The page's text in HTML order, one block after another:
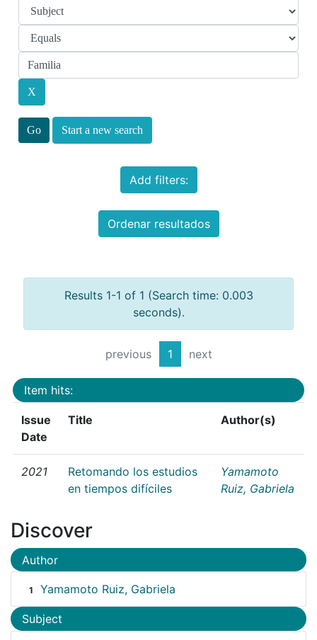
Start a new search
Add filters:
Ordenar resultados
Results 1-1 of 1 (Search time: 0.003
seconds).
previous 1 next
Item hits:
Issue
Date
Title Author(s)
2021
Retomando los estudios
en tiempos difíciles
Yamamoto
Ruiz, Gabriela
Discover
Author
1 Yamamoto Ruiz, Gabriela
Subject